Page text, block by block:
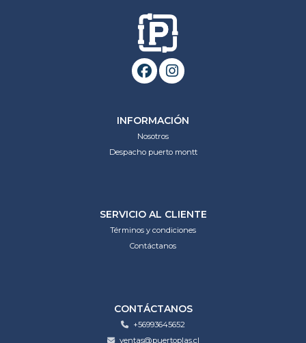
INFORMACIÓN
Nosotros
Despacho puerto montt
SERVICIO AL CLIENTE
Términos y condiciones
Contáctanos
CONTÁCTANOS
+56993645652
ventas@puertoplas.cl